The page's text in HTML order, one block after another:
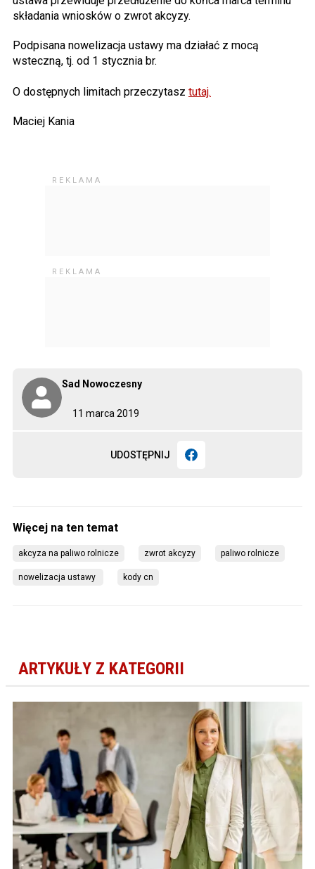
11 marca 2019
Sad Nowoczesny
UDOSTĘPNIJ
składania wniosków o zwrot akcyzy.
Podpisana nowelizacja ustawy ma działać z mocą
wsteczną, tj. od 1 stycznia br.
O dostępnych limitach przeczytasz tutaj.
Maciej Kania
akcyza na paliwo rolnicze zwrot akcyzy paliwo rolnicze
nowelizacja ustawy kody cn
ARTYKUŁY Z KATEGORII